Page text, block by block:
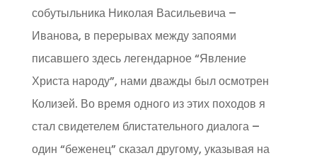
собутыльника Николая Васильевича –
Иванова, в перерывах между запоями
писавшего здесь легендарное “Явление
Христа народу”, нами дважды был осмотрен
Колизей. Во время одного из этих походов я
стал свидетелем блистательного диалога –
один “беженец” сказал другому, указывая на